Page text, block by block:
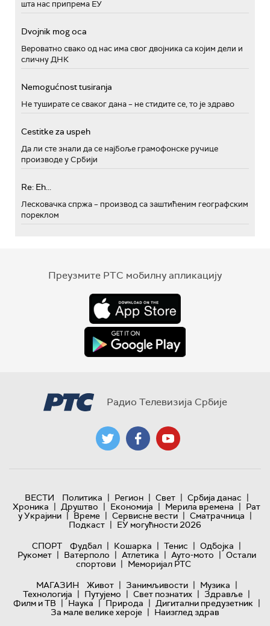
шта нас припрема ЕУ
Dvojnik mog oca
Вероватно свако од нас има свог двојника са којим дели и
сличну ДНК
Nemogućnost tusiranja
Не туширате се сваког дана – не стидите се, то је здраво
Cestitke za uspeh
Да ли сте знали да се најбоље грамофонске ручице
производе у Србији
Re: Eh...
Лесковачка спржа – производ са заштићеним географским
пореклом
Преузмите РТС мобилну апликацију
Радио Телевизија Србије
ВЕСТИ Политика | Регион | Свет | Србија данас |
Хроника | Друштво | Економија | Мерила времена | Рат
у Украјини | Време | Сервисне вести | Сматрачница |
Подкаст | ЕУ могућности 2026
СПОРТ
Фудбал | Кошарка | Тенис | Одбојка |
Рукомет | Ватерполо | Атлетика | Ауто-мото | Остали
спортови | Меморијал РТС
МАГАЗИН
Живот | Занимљивости | Музика |
Технологијa | Путујемо | Свет познатих | Здравље |
Филм и ТВ | Наука | Природа | Дигитални предузетник |
За мале велике хероје | Наизглед здрав